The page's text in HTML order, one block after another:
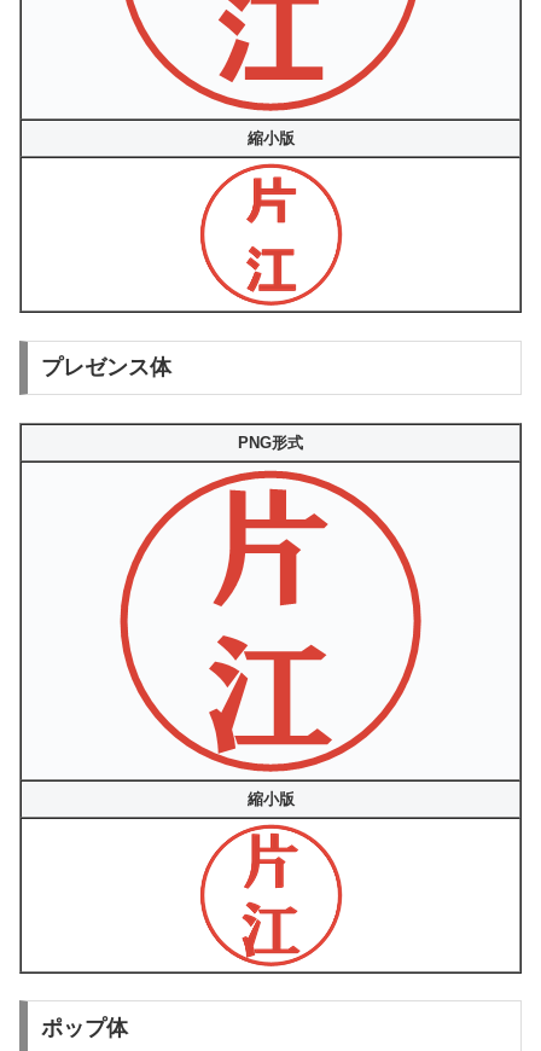
縮小版
プレゼンス体
PNG形式
縮小版
ポップ体